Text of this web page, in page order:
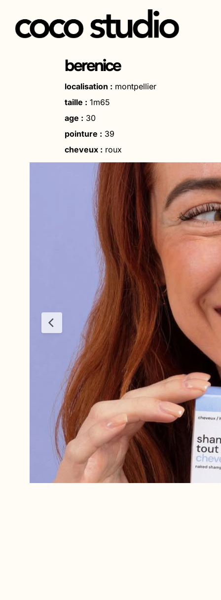
Aller
berenice
localisation : montpellier
taille : 1m65
age : 30
pointure : 39
cheveux : roux